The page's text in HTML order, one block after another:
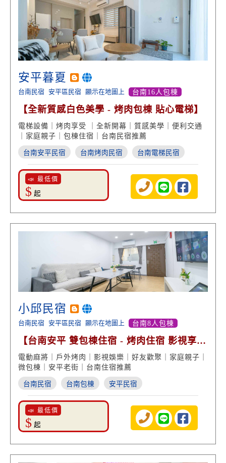
安平暮夏
台南民宿 安平區民宿 顯示在地圖上 台南16人包棟
【全新質感白色美學 - 烤肉包棟 貼心電梯】
電梯設備｜烤肉享受 ｜全新開幕｜質感美學｜便利交通
｜家庭親子｜包棟住宿｜台南民宿推薦
台南安平民宿 台南烤肉民宿 台南電梯民宿
📣 最低價
$ 起
小邱民宿
台南民宿 安平區民宿 顯示在地圖上 台南8人包棟
【台南安平 雙包棟住宿 - 烤肉住宿 影視享
受】
電動麻將｜戶外烤肉｜影視娛樂｜好友歡聚｜家庭親子｜
微包棟｜安平老街｜台南住宿推薦
台南民宿 台南包棟 安平民宿
📣 最低價
$ 起